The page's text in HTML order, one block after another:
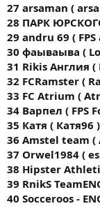
27 arsaman (
28 ПАРК
29 andru 69 (
30 фаываыва (
31 Rikis Англия (
32 FCRamster (
33 FС Аtrium (
34 Варпел ( FPS
35 Катя ( Катя96
36 Amstel team (
37 Orwel1984 (
38 Hipster
39 RnikS
40 Socceroos -